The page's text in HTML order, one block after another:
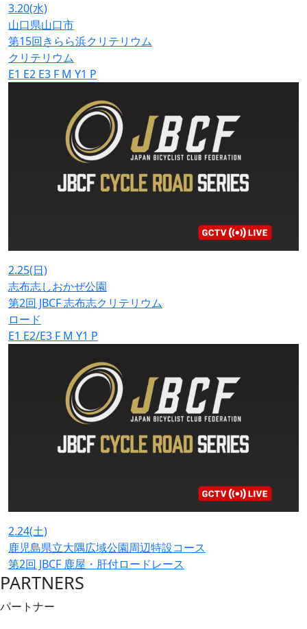
3.20(水)
山口県山口市
第15回きらら浜クリテリウム
クリテリウム
E1 E2 E3 F M Y1 P
2.25(日)
志布志しおかぜ公園
第2回 JBCF 志布志クリテリウム
ロード
E1 E2/E3 F M Y1 P
2.24(土)
鹿児島県立大隅広域公園周辺特設コース
第2回 JBCF 鹿屋・肝付ロードレース
PARTNERS
パートナー